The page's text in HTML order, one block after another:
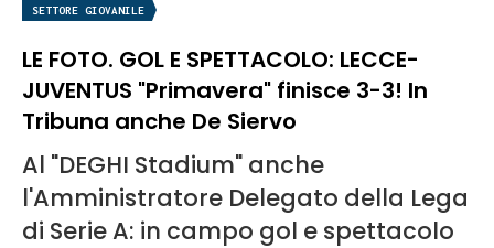
SETTORE GIOVANILE
LE FOTO. GOL E SPETTACOLO: LECCE-
JUVENTUS "Primavera" finisce 3-3! In
Tribuna anche De Siervo
Al "DEGHI Stadium" anche
l'Amministratore Delegato della Lega
di Serie A: in campo gol e spettacolo